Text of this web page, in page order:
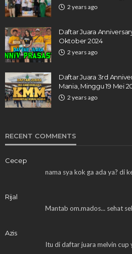
2 years ago
Daftar Juara
Oktober 2024
2 years ago
Daftar Juara 3rd
Mania, Minggu 19 Mei
2 years ago
RECENT COMMENTS
Cecep
nama sya kok ga ada ya? di
Rijal
Mantab om.mados... sehat
Azis
Itu di daftar juara melvin cup